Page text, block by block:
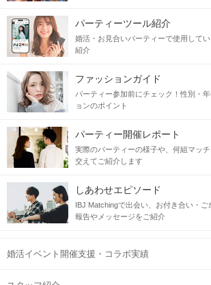
STEP1 受付開始
STEP2 自分のプロフィールをチェック
パーティーツール紹介
婚活・お見合いパーティーで使用して
紹介
ファッションガイド
パーティー参加前にチェック！性別・
ョンのポイント
パーティー開催レポート
実際のパーティーの様子や、何組マッ
交えてご紹介します
しあわせエピソード
IBJ Matchingで出会い、お付き合い・
報告やメッセージをご紹介
婚活イベント開催支援・コラボ実績